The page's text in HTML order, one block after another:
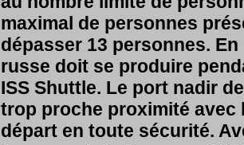
maximal de personnes
dépasser 13 personnes.
russe doit se produire
ISS Shuttle. Le port nadir
trop proche proximité avec
départ en toute sécurité.